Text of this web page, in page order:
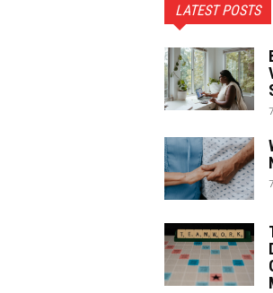
LATEST POSTS